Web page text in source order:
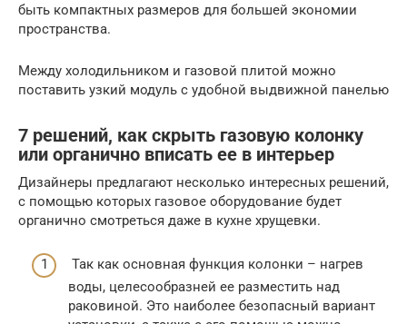
быть компактных размеров для большей экономии
пространства.
Между холодильником и газовой плитой можно
поставить узкий модуль с удобной выдвижной панелью
7 решений, как скрыть газовую колонку
или органично вписать ее в интерьер
Дизайнеры предлагают несколько интересных решений,
с помощью которых газовое оборудование будет
органично смотреться даже в кухне хрущевки.
Так как основная функция колонки – нагрев
воды, целесообразней ее разместить над
раковиной. Это наиболее безопасный вариант